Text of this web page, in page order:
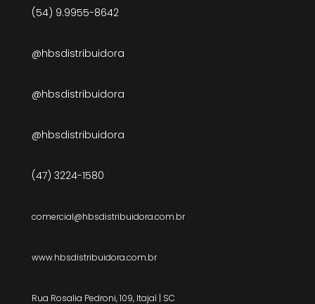
(54) 9.9955-8642
@hbsdistribuidora
@hbsdistribuidora
@hbsdistribuidora
(47) 3224-1580
comercial@hbsdistribuidora.com.br
www.hbsdistribuidora.com.br
Rua Rosalia Pedroni, 109, Itajaí | SC